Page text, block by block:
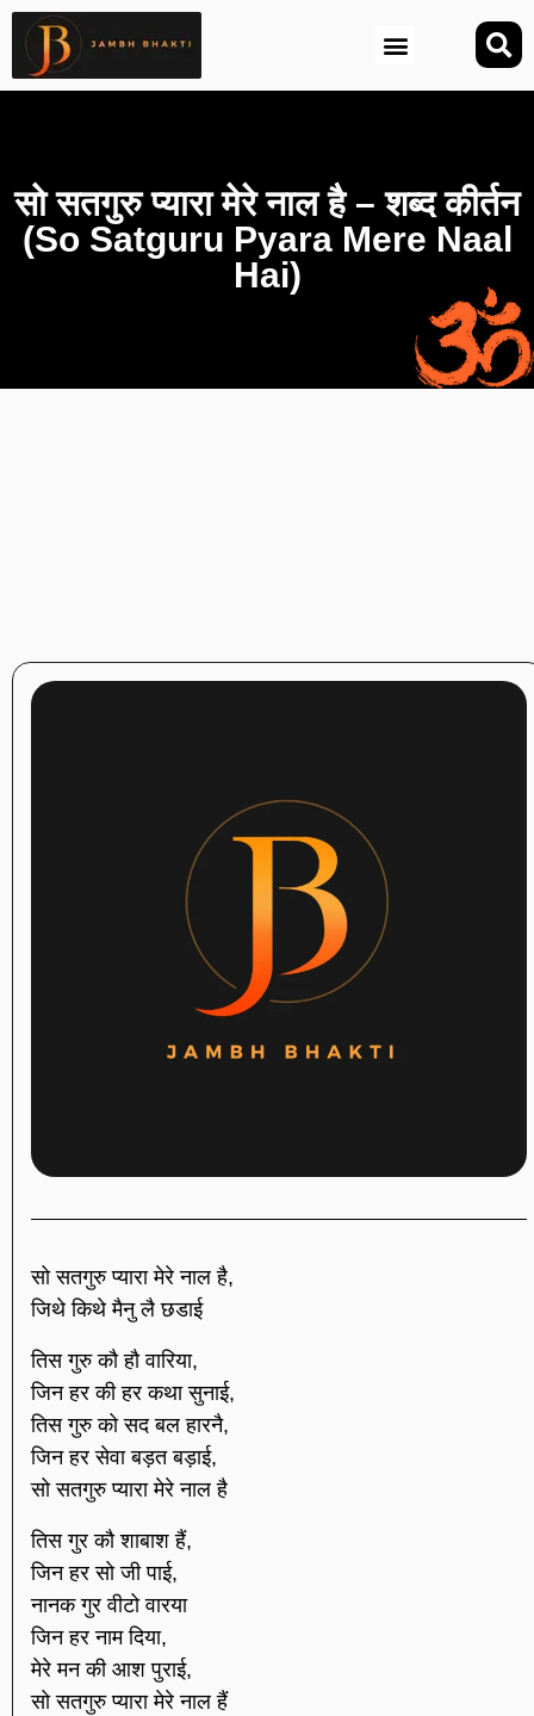
सो सतगुरु प्यारा मेरे नाल है – शब्द कीर्तन
(So Satguru Pyara Mere Naal
Hai)
सो सतगुरु प्यारा मेरे नाल है,
जिथे किथे मैनु लै छडाई
तिस गुरु कौ हौ वारिया,
जिन हर की हर कथा सुनाई,
तिस गुरु को सद बल हारनै,
जिन हर सेवा बड़त बड़ाई,
सो सतगुरु प्यारा मेरे नाल है
तिस गुर कौ शाबाश हैं,
जिन हर सो जी पाई,
नानक गुर वीटो वारया
जिन हर नाम दिया,
मेरे मन की आश पुराई,
सो सतगुरु प्यारा मेरे नाल हैं